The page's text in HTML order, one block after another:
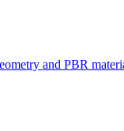
and PBR